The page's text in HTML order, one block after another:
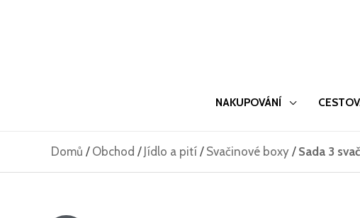
NAKUPOVÁNÍ
Domů / Obchod / Jídlo a pití / Svačinové boxy / Sada 3